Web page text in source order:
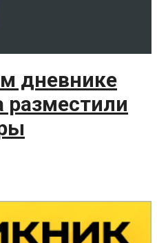
дневнике
разместили